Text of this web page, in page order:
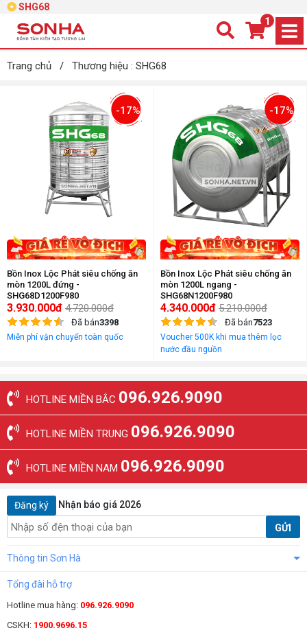
SHG68
1
Trang chủ / Thương hiệu : SHG68
-17%
Bồn Inox Lộc Phát siêu chống ăn
mòn 1200L đứng -
SHG68D1200F980
3.930.000đ 4.720.000đ
Đã bán3398
Miễn phí vận chuyển toàn quốc
-17%
Bồn Inox Lộc Phát siêu chống ăn
mòn 1200L ngang -
SHG68N1200F980
4.340.000đ 5.210.000đ
Đã bán7523
Voucher 500K khi mua thêm lọc
nước đầu nguồn
HOTLINE MIỀN BẮC 096.926.9090
HOTLINE MIỀN TRUNG 096.926.9090
HOTLINE MIỀN NAM 096.926.9090
Đăng ký Nhận báo giá 2026
GỬI
Thông tin Sơn Hà
Tổng đài hỗ trợ
Hotline mua hàng: 096.926.9090
CSKH: 1900.9696.15